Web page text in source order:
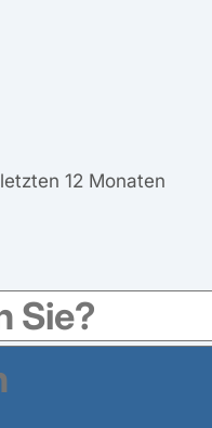
12 Monaten